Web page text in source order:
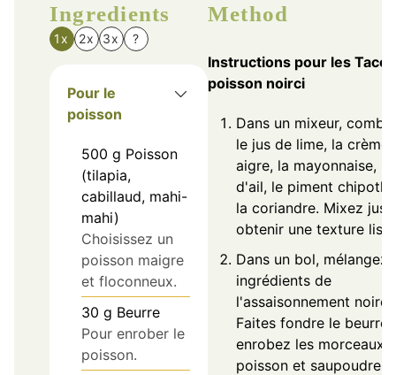
Ingredients
1x 2x 3x ?
Pour le
poisson
500 g Poisson
(tilapia,
cabillaud, mahi-
mahi)
Choisissez un
poisson maigre
et floconneux.
30 g Beurre
Pour enrober le
poisson.
Method
Instructions pour les
poisson noirci
Dans un mixeur,
le jus de lime, la crème
aigre, la mayonnaise, le
d'ail, le piment chipotle
la coriandre. Mixez
obtenir une texture
Dans un bol, mélangez
ingrédients de
l'assaisonnement noirci.
Faites fondre le beurre,
enrobez les morceaux
poisson et saupoudrez